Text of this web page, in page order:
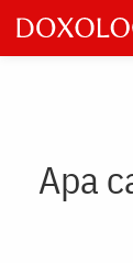
Skip
to
main
Apa